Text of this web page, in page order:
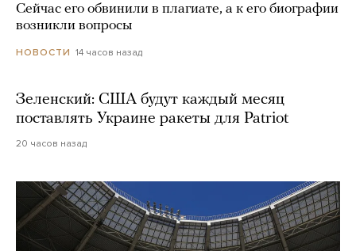
Сейчас его обвинили в плагиате, а к его биографии
возникли вопросы
НОВОСТИ 14 часов назад
Зеленский: США будут каждый месяц
поставлять Украине ракеты для Patriot
20 часов назад